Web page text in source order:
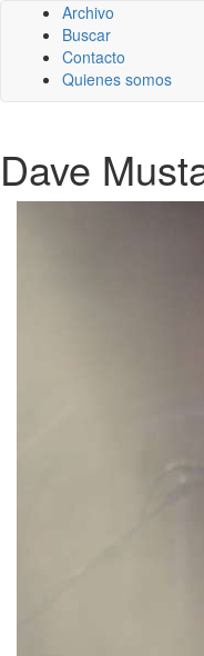
Archivo
Buscar
Contacto
Quienes somos
Dave